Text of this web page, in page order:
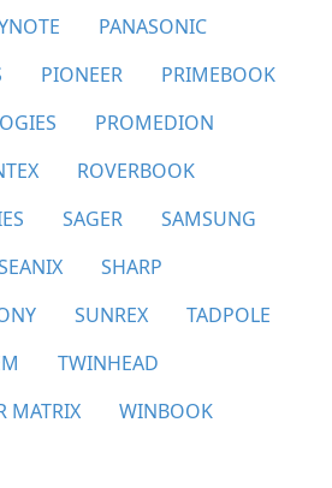
PANASONIC
PIONEER
PRIMEBOOK
PROMEDION
ROVERBOOK
SAGER
SAMSUNG
SHARP
SUNREX
TADPOLE
TWINHEAD
MATRIX
WINBOOK